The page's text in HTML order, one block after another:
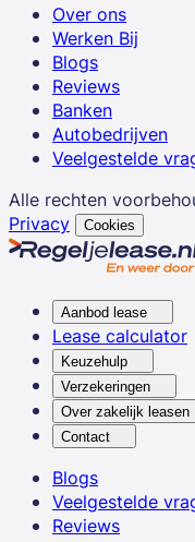
Over ons
Werken Bij
Blogs
Reviews
Banken
Autobedrijven
Veelgestelde
Alle rechten
Privacy
Cookies
Aanbod lease
Lease calculator
Keuzehulp
Verzekeringen
Over zakelijk leasen
Contact
Blogs
Veelgestelde
Reviews